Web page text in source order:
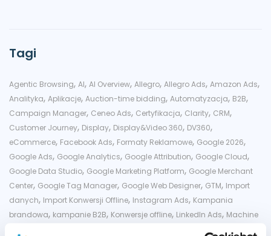
Tagi
Agentic Browsing, AI, AI Overview, Allegro, Allegro Ads, Amazon Ads,
Analityka, Aplikacje, Auction-time bidding, Automatyzacja, B2B,
Campaign Manager, Ceneo Ads, Certyfikacja, Clarity, CRM,
Customer Journey, Display, Display&Video 360, DV360,
eCommerce, Facebook Ads, Formaty Reklamowe, Google 2026,
Google Ads, Google Analytics, Google Attribution, Google Cloud,
Google Data Studio, Google Marketing Platform, Google Merchant
Center, Google Tag Manager, Google Web Designer, GTM, Import
danych, Import Konwersji Offline, Instagram Ads, Kampania
brandowa, kampanie B2B, Konwersje offline, LinkedIn Ads, Machine
,